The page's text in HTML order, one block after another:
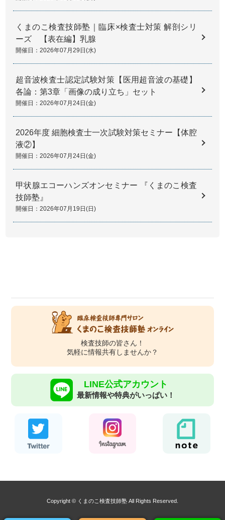
くまのこ検査技師塾｜臨床×検査士対策 解剖シリ
ーズ 【表在編】乳腺
開催日：2026年07月29日(水)
超音波検査士認定試験対策【医用超音波の基礎】
各論：第3章「画像の成り立ち」セット
開催日：2026年07月24日(金)
2026年度 細胞検査士一次試験対策セミナー【体腔
液②】
開催日：2026年07月24日(金)
甲状腺エコーハンズオンセミナー 『くまのこ検査
技師塾』
開催日：2026年07月19日(日)
検査技師の皆さん！
気軽に情報共有しませんか？
LINE公式アカウント
最新情報や特典がいっぱい！
Copyright © くまのこ検査技師塾 All Rights Reserved.